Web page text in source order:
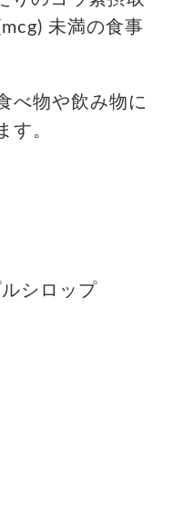
未満の食事
べ物や飲み物に
す。
シロップ